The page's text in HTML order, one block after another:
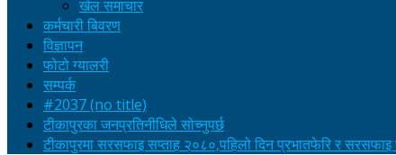
खेल समाचार
कर्मचारी बिवरण
विज्ञापन
फोटो ग्यालरी
सम्पर्क
#2037 (no title)
टीकापुरका जनप्रतिनीधिले सोच्नुपर्छ
टीकापुरमा सरसफाइ सप्ताह २०८०,पहिलो दिन प्रभातफेरि र सरसफाइ